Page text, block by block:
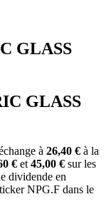
GLASS
GLASS
à 26,40 € à la
€ et 45,00 € sur les
dividende en
NPG.F dans le